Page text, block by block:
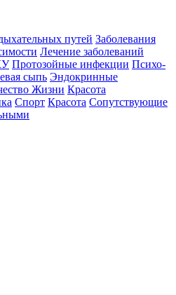
путей Заболевания
Лечение заболеваний
Протозойные инфекции Психо-
сыпь Эндокринные
Жизни Красота
Спорт Красота Сопутствующие